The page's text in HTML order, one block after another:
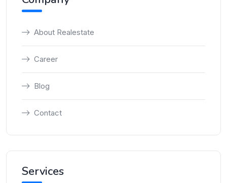
About Realestate
Career
Blog
Contact
Services